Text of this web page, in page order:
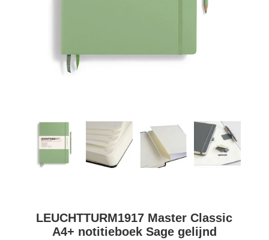
LEUCHTTURM1917 Master Classic
A4+ notitieboek Sage gelijnd